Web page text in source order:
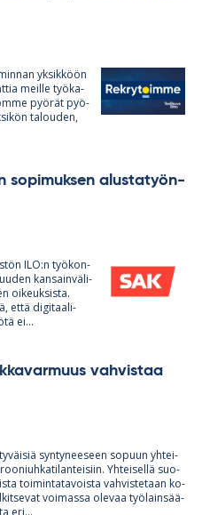
yk­sik­köön
meille työ­ka­
pyö­rät pyö­
ta­lou­den,
so­pi­muk­sen alus­ta­työn­
ILO:n työ­kon­
kan­sain­vä­li­
oi­keuk­sista.
että di­gi­taa­li­
ei...
vah­vis­taa
syn­ty­nee­seen so­puun yh­tei­
Yh­tei­sellä suo­
toi­min­ta­ta­voista vah­vis­te­taan ko­
voi­massa ole­vaa työ­lain­sää­